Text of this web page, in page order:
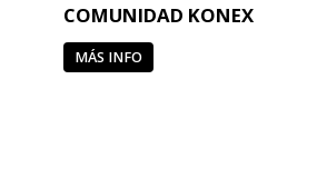
COMUNIDAD KONEX
MÁS INFO